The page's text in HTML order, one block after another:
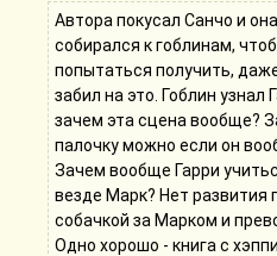
Автора покусал Санчо и
собирался к гоблинам,
попытаться получить,
забил на это. Гоблин узнал
зачем эта сцена вообще?
палочку можно если он
Зачем вообще Гарри
везде Марк? Нет развития
собачкой за Марком и
Одно хорошо - книга с